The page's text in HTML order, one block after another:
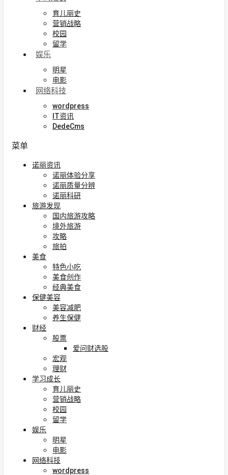
育儿丽史
营销战略
校园
留学
娱乐
明星
电影
网络科技
wordpress
IT资讯
DedeCms
菜单
诺丽资讯
诺丽体验分享
诺丽质量分辨
诺丽科研
旅游发现
国内旅游攻略
境外旅游
攻略
旅拍
美食
特色小吃
美食创作
经典美食
保健美容
美容减肥
养生保健
财经
股票
爱问财选股
宏观
理财
学习成长
育儿丽史
营销战略
校园
留学
娱乐
明星
电影
网络科技
wordpress